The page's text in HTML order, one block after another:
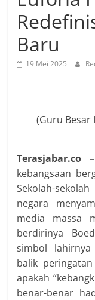
Baru
19 Mei 2025
(Guru Besar
Terasjabar.co
kebangsaan
Sekolah-
negara
media massa
berdirinya
simbol
balik
apakah
benar-benar